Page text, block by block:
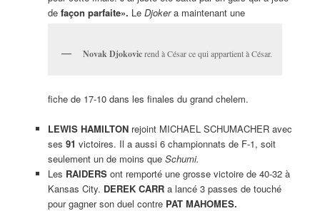
de façon parfaite». Le Djokera maintenant une
Novak Djokovicrend à César ce qui appartient à César.
fiche de 17-10 dans les finales du grand chelem.
LEWIS HAMILTONrejoint MICHAEL SCHUMACHER avec
ses 91 victoires. Il a aussi 6 championnats de F-1, soit
seulement un de moins que Schumi.
Les RAIDERSont remporté une grosse victoire de 40-32 à
Kansas City. DEREK CARRa lancé 3 passes de touché
pour gagner son duel contre PAT MAHOMES.